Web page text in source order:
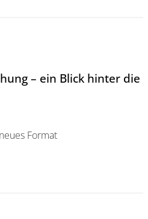
– ein Blick hinter die
Format
ein Blick hinter die Kulissen